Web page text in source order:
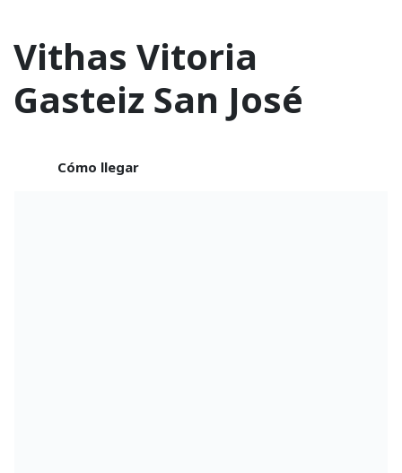
Vithas Vitoria
Gasteiz San José
Cómo llegar